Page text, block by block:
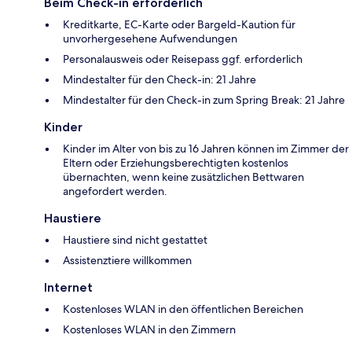
Kreditkarte, EC-Karte oder Bargeld-Kaution für
unvorhergesehene Aufwendungen
Personalausweis oder Reisepass ggf. erforderlich
Mindestalter für den Check-in: 21 Jahre
Mindestalter für den Check-in zum Spring Break: 21 Jahre
Kinder
Kinder im Alter von bis zu 16 Jahren können im Zimmer der
Eltern oder Erziehungsberechtigten kostenlos
übernachten, wenn keine zusätzlichen Bettwaren
angefordert werden.
Haustiere
Haustiere sind nicht gestattet
Assistenztiere willkommen
Internet
Kostenloses WLAN in den öffentlichen Bereichen
Kostenloses WLAN in den Zimmern